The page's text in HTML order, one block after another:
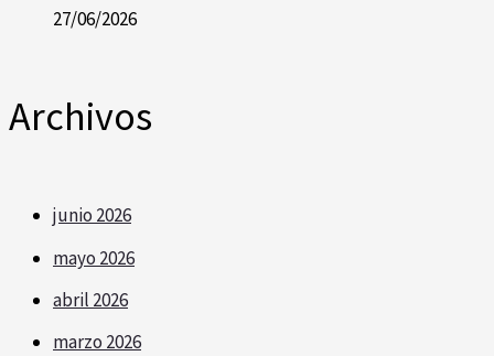
27/06/2026
Archivos
junio 2026
mayo 2026
abril 2026
marzo 2026